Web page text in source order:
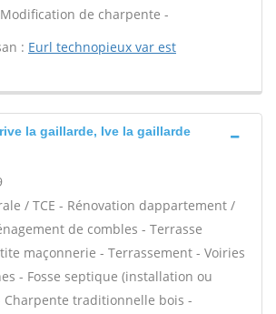
de charpente -
: Eurl technopieux var est
la gaillarde, Ive la gaillarde
/ TCE - Rénovation dappartement /
de combles - Terrasse
maçonnerie - Terrassement - Voiries
- Fosse septique (installation ou
Charpente traditionnelle bois -